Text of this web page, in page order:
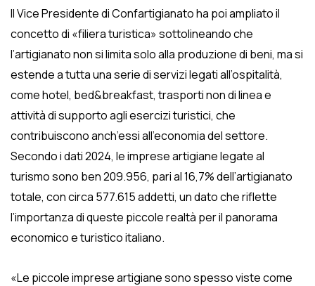
Il Vice Presidente di Confartigianato ha poi ampliato il
concetto di «filiera turistica» sottolineando che
l’artigianato non si limita solo alla produzione di beni, ma si
estende a tutta una serie di servizi legati all’ospitalità,
come hotel, bed&breakfast, trasporti non di linea e
attività di supporto agli esercizi turistici, che
contribuiscono anch’essi all’economia del settore.
Secondo i dati 2024, le imprese artigiane legate al
turismo sono ben 209.956, pari al 16,7% dell’artigianato
totale, con circa 577.615 addetti, un dato che riflette
l’importanza di queste piccole realtà per il panorama
economico e turistico italiano.
«Le piccole imprese artigiane sono spesso viste come